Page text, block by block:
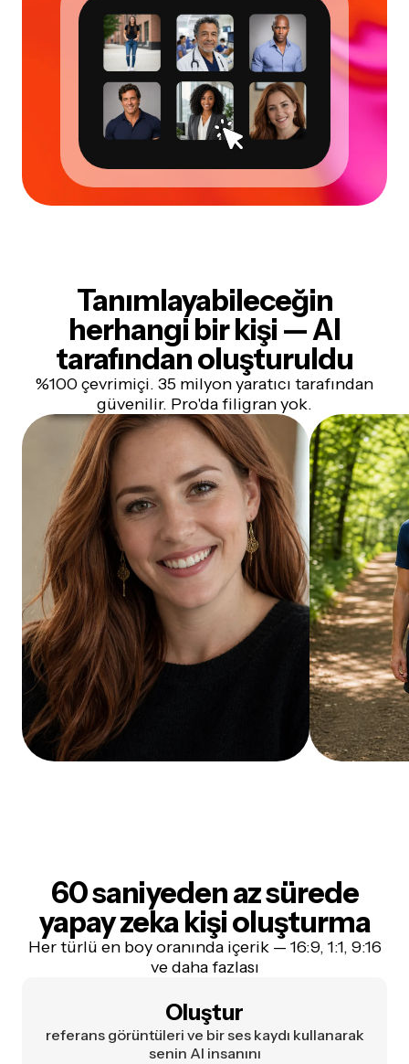
Tanımlayabileceğin
herhangi bir kişi — AI
tarafından oluşturuldu
%100 çevrimiçi. 35 milyon yaratıcı tarafından
güvenilir. Pro'da filigran yok.
60 saniyeden az sürede
yapay zeka kişi oluşturma
Her türlü en boy oranında içerik — 16:9, 1:1, 9:16
ve daha fazlası
Oluştur
referans görüntüleri ve bir ses kaydı kullanarak
senin AI insanını